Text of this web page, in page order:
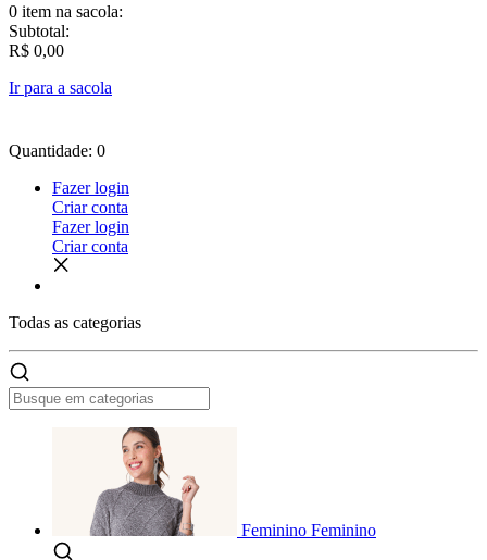
0 item na sacola:
Subtotal:
R$ 0,00
Ir para a sacola
Quantidade: 0
Fazer login
Criar conta
Fazer login
Criar conta
Todas as categorias
Feminino Feminino